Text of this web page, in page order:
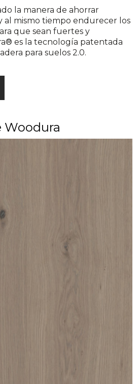
la manera de ahorrar
al mismo tiempo endurecer los
que sean fuertes y
es la tecnología patentada
para suelos 2.0.
Woodura